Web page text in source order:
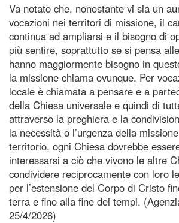
Va notato che, nonostante vi sia un
vocazioni nei territori di missione, il
continua ad ampliarsi e il bisogno di
più sentire, soprattutto se si pensa
hanno maggiormente bisogno in
la missione chiama ovunque. Per
locale è chiamata a pensare e a
della Chiesa universale e quindi di
attraverso la preghiera e la
la necessità o l’urgenza della
territorio, ogni Chiesa dovrebbe
interessarsi a ciò che vivono le altre
condividere reciprocamente con loro
per l’estensione del Corpo di Cristo
terra e fino alla fine dei tempi.
25/4/2026)